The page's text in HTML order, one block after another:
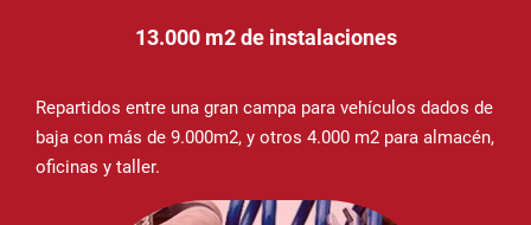
13.000 m2 de instalaciones
Repartidos entre una gran campa para vehículos dados de
baja con más de 9.000m2, y otros 4.000 m2 para almacén,
oficinas y taller.